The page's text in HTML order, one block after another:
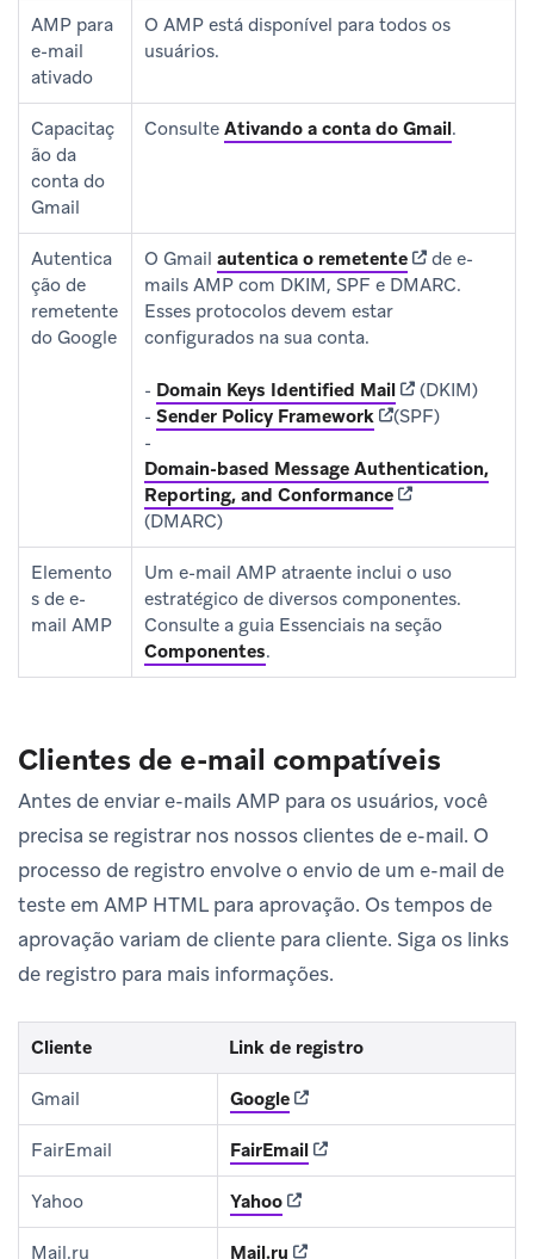
AMP para
e-mail
ativado
O AMP está disponível para todos os
usuários.
Capacitaç
ão da
conta do
Gmail
Consulte Ativando a conta do Gmail.
Autentica
ção de
remetente
do Google
O Gmail autentica o remetente(opens in new
de e-
mails AMP com DKIM, SPF e DMARC.
Esses protocolos devem estar
configurados na sua conta.
- Domain Keys Identified Mail(opens in new
(DKIM)
- Sender Policy Framework (opens in new tab)
(SPF)
-
Domain-based Message Authentication,
Reporting, and Conformance(opens in new
(DMARC)
Elemento
s de e-
mail AMP
Um e-mail AMP atraente inclui o uso
estratégico de diversos componentes.
Consulte a guia Essenciais na seção
Componentes.
Clientes de e-mail compatíveis
Antes de enviar e-mails AMP para os usuários, você
precisa se registrar nos nossos clientes de e-mail. O
processo de registro envolve o envio de um e-mail de
teste em AMP HTML para aprovação. Os tempos de
aprovação variam de cliente para cliente. Siga os links
de registro para mais informações.
Cliente Link de registro
Gmail Google(opens in new tab)
FairEmail FairEmail(opens in new tab)
Yahoo Yahoo(opens in new tab)
Mail.ru Mail.ru (opens in new tab)